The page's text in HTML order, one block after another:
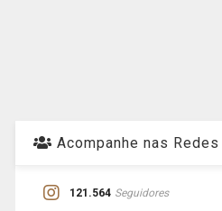
Acompanhe nas Redes
121.564 Seguidores